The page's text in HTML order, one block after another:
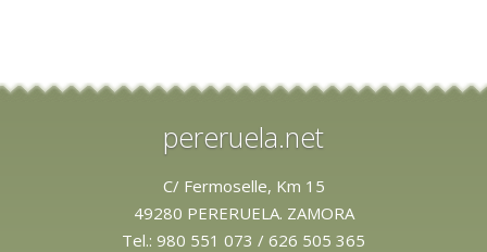
pereruela.net
C/ Fermoselle, Km 15
49280 PERERUELA. ZAMORA
Tel.: 980 551 073 / 626 505 365